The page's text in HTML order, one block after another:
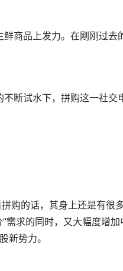
需求的同时，又大幅度增
新势力。